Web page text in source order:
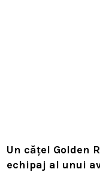
Un cățel Golden
echipaj al unui